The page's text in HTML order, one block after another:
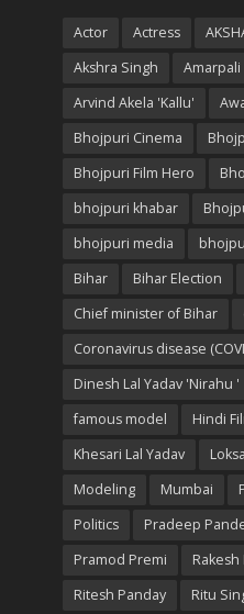
Actor Actress
Akshra Singh
Arvind Akela 'Kallu'
Bhojpuri Cinema
Bhojpuri Film Hero
bhojpuri khabar
bhojpuri media
Bihar
Bihar Election
Chief minister of Bihar
Coronavirus disease
Dinesh Lal Yadav 'Nirahu '
famous model
Hindi
Khesari Lal Yadav
Modeling
Mumbai
Politics
Pradeep
Pramod Premi
Ritesh Panday
Ritu